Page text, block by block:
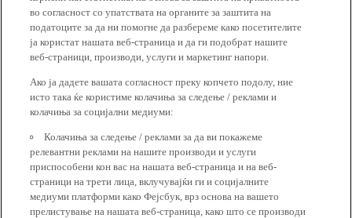
во согласност со упатствата на органите за заштита на
податоците за да ни помогне да разбереме како посетителите
ја користат нашата веб-страница и да ги подобрат нашите
веб-страници, производи, услуги и маркетинг напори.
Ако ја дадете вашата согласност преку копчето подолу, ние
исто така ќе користиме колачиња за следење / реклами и
колачиња за социјални медиуми:
Колачиња за следење / реклами за да ви покажеме
релевантни реклами на нашите производи и услуги
приспособени кон вас на нашата веб-страница и на веб-
страници на трети лица, вклучувајќи ги и социјалните
медиуми платформи како Фејсбук, врз основа на вашето
прелистување на нашата веб-страница, како што се производи